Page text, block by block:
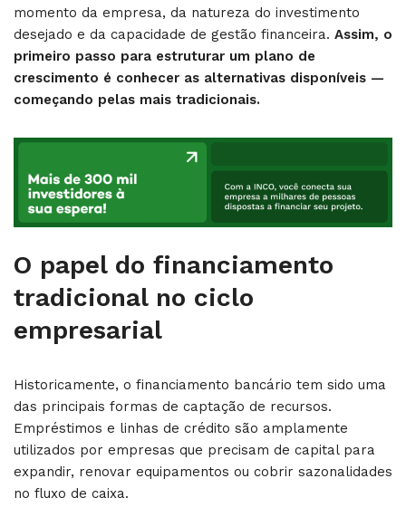
momento da empresa, da natureza do investimento
desejado e da capacidade de gestão financeira. Assim, o
primeiro passo para estruturar um plano de
crescimento é conhecer as alternativas disponíveis —
começando pelas mais tradicionais.
O papel do financiamento
tradicional no ciclo
empresarial
Historicamente, o financiamento bancário tem sido uma
das principais formas de captação de recursos.
Empréstimos e linhas de crédito são amplamente
utilizados por empresas que precisam de capital para
expandir, renovar equipamentos ou cobrir sazonalidades
no fluxo de caixa.